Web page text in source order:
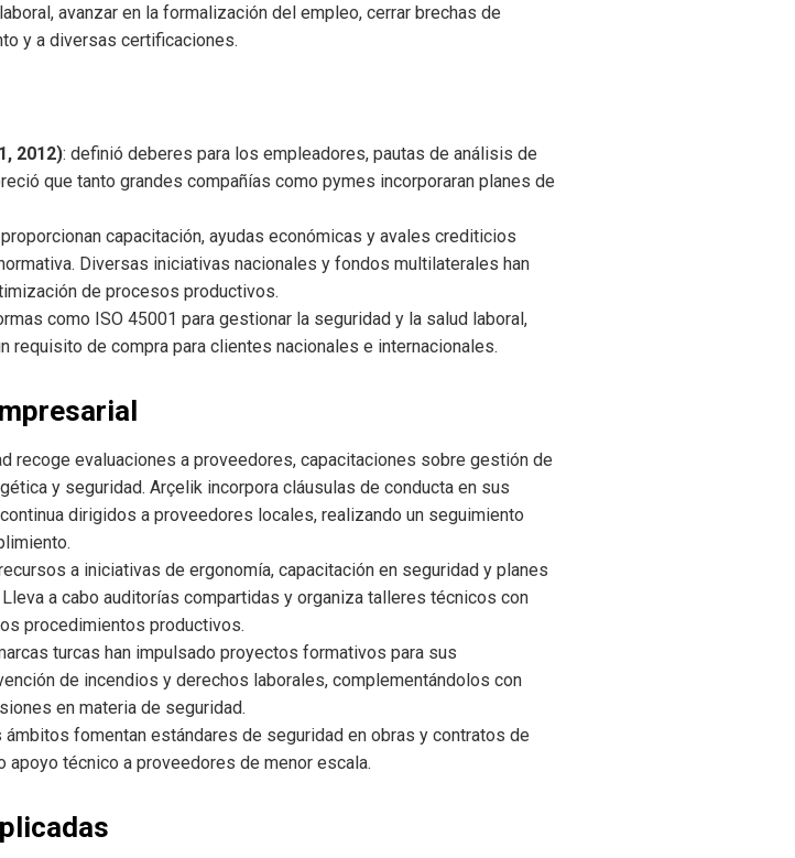
avanzar en la formalización del empleo, cerrar brechas de
y a diversas certificaciones.
2012): definió deberes para los empleadores, pautas de análisis de
que tanto grandes compañías como pymes incorporaran planes de
capacitación, ayudas económicas y avales crediticios
Diversas iniciativas nacionales y fondos multilaterales han
de procesos productivos.
como ISO 45001 para gestionar la seguridad y la salud laboral,
de compra para clientes nacionales e internacionales.
recoge evaluaciones a proveedores, capacitaciones sobre gestión de
y seguridad. Arçelik incorpora cláusulas de conducta en sus
dirigidos a proveedores locales, realizando un seguimiento
a iniciativas de ergonomía, capacitación en seguridad y planes
a cabo auditorías compartidas y organiza talleres técnicos con
procedimientos productivos.
turcas han impulsado proyectos formativos para sus
de incendios y derechos laborales, complementándolos con
en materia de seguridad.
fomentan estándares de seguridad en obras y contratos de
técnico a proveedores de menor escala.